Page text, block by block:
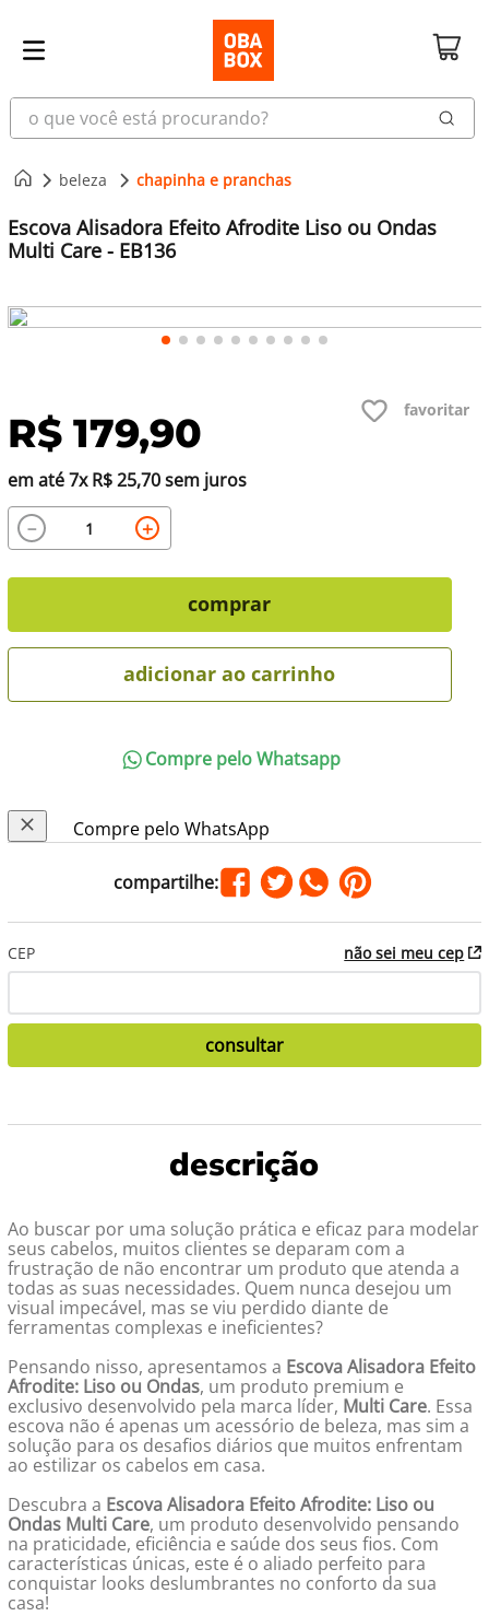
o que você está procurando?
beleza chapinha e pranchas
Escova Alisadora Efeito Afrodite Liso ou Ondas
Multi Care - EB136
R$ 179,90
em até7xR$25,70sem juros
＋
－
comprar
adicionar ao carrinho
Compre pelo Whatsapp
Compre pelo WhatsApp
CEP não sei meu cep
Ao buscar por uma solução prática e eficaz para modelar
seus cabelos, muitos clientes se deparam com a
frustração de não encontrar um produto que atenda a
todas as suas necessidades. Quem nunca desejou um
visual impecável, mas se viu perdido diante de
ferramentas complexas e ineficientes?
Pensando nisso, apresentamos a Escova Alisadora Efeito
Afrodite: Liso ou Ondas, um produto premium e
exclusivo desenvolvido pela marca líder, Multi Care. Essa
escova não é apenas um acessório de beleza, mas sim a
solução para os desafios diários que muitos enfrentam
ao estilizar os cabelos em casa.
Descubra a Escova Alisadora Efeito Afrodite: Liso ou
Ondas Multi Care, um produto desenvolvido pensando
na praticidade, eficiência e saúde dos seus fios. Com
características únicas, este é o aliado perfeito para
conquistar looks deslumbrantes no conforto da sua
casa!